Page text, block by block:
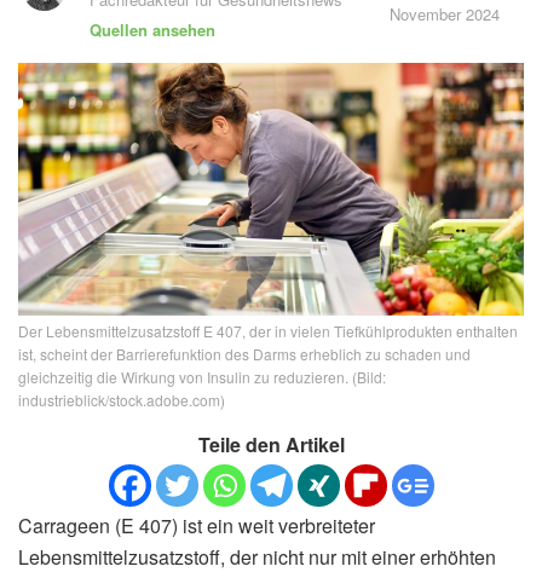
Quellen ansehen
November 2024
Der Lebensmittelzusatzstoff E 407, der in vielen Tiefkühlprodukten enthalten
ist, scheint der Barrierefunktion des Darms erheblich zu schaden und
gleichzeitig die Wirkung von Insulin zu reduzieren. (Bild:
industrieblick/stock.adobe.com)
Teile den Artikel
Carrageen (E 407) ist ein weit verbreiteter
Lebensmittelzusatzstoff, der nicht nur mit einer erhöhten